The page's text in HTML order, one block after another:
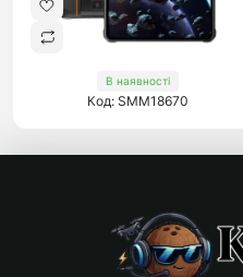
В наявності
Код: SMM18670